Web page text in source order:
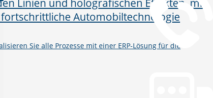
Sie alle Prozesse mit einer ERP-Lösung für die